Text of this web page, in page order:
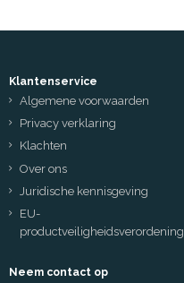
Klantenservice
Algemene voorwaarden
Privacy verklaring
Klachten
Over ons
Juridische kennisgeving
EU-
productveiligheidsverordening
Neem contact op